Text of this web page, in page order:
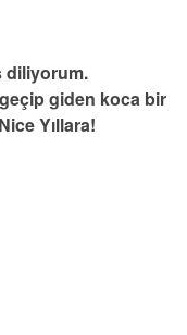
diliyorum.
geçip giden koca bir
Yıllara!